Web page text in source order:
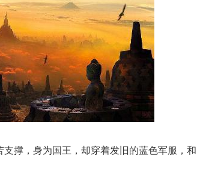
撑，身为国王，却穿着发旧的蓝色军服，和